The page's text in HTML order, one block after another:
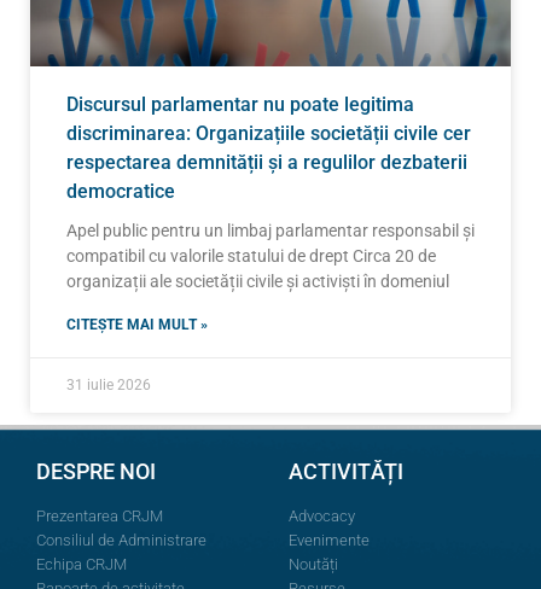
Discursul parlamentar nu poate legitima
discriminarea: Organizațiile societății civile cer
respectarea demnității și a regulilor dezbaterii
democratice
Apel public pentru un limbaj parlamentar responsabil și
compatibil cu valorile statului de drept Circa 20 de
organizații ale societății civile și activiști în domeniul
CITEȘTE MAI MULT »
31 iulie 2026
DESPRE NOI
Prezentarea CRJM
Consiliul de Administrare
Echipa CRJM
ACTIVITĂȚI
Advocacy
Evenimente
Noutăți